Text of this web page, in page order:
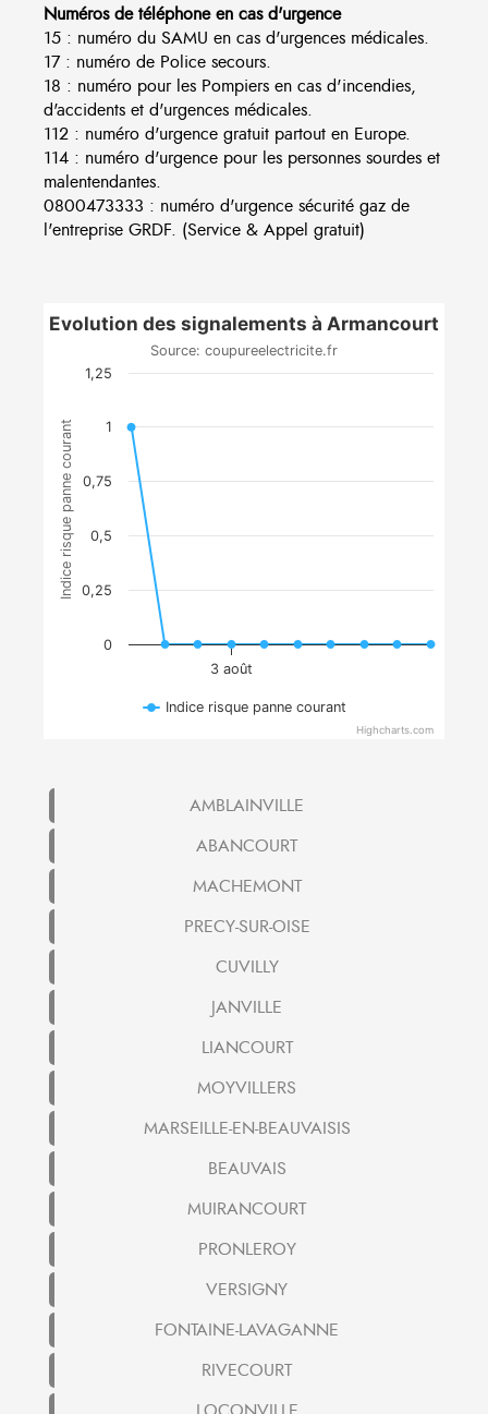
Numéros de téléphone en cas d'urgence
15 : numéro du SAMU en cas d'urgences médicales.
17 : numéro de Police secours.
18 : numéro pour les Pompiers en cas d'incendies,
d'accidents et d'urgences médicales.
112 : numéro d'urgence gratuit partout en Europe.
114 : numéro d'urgence pour les personnes sourdes et
malentendantes.
0800473333 : numéro d'urgence sécurité gaz de
l'entreprise GRDF. (Service & Appel gratuit)
Indice risque panne courant
Evolution des signalements à Armancourt
Source: coupureelectricite.fr
3 août
0
0,25
0,5
0,75
1
1,25
Indice risque panne courant
Highcharts.com
AMBLAINVILLE
ABANCOURT
MACHEMONT
PRECY-SUR-OISE
CUVILLY
JANVILLE
LIANCOURT
MOYVILLERS
MARSEILLE-EN-BEAUVAISIS
BEAUVAIS
MUIRANCOURT
PRONLEROY
VERSIGNY
FONTAINE-LAVAGANNE
RIVECOURT